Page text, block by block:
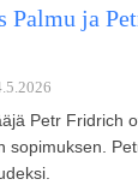
Palmu ja
Petr Fridrich
sopimuksen.